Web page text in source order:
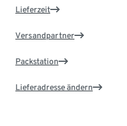
Lieferzeit
Versandpartner
Packstation
Lieferadresse ändern